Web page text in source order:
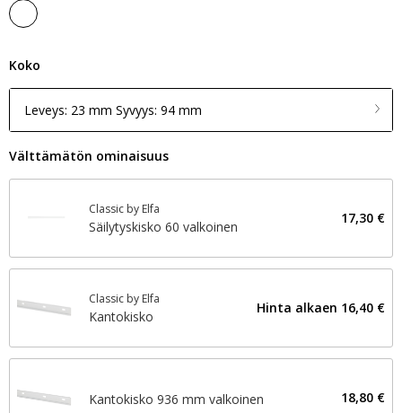
Koko
Leveys: 23 mm Syvyys: 94 mm
Välttämätön ominaisuus
Classic by Elfa
Säilytyskisko 60 valkoinen
17,30 €
Classic by Elfa
Kantokisko
Hinta alkaen 16,40 €
Kantokisko 936 mm valkoinen 18,80 €